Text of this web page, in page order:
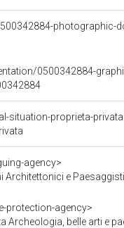
photographic-
0500342884-
situation-proprieta-
agency>
e
protection-agency>
Archeologia, belle arti e